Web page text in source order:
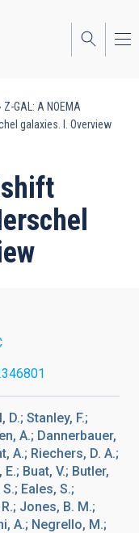
Z-GAL: A NOEMA
galaxies. I. Overview
D.; Stanley, F.;
A.; Dannerbauer,
A.; Riechers, D. A.;
Buat, V.; Butler,
Eales, S.;
Jones, B. M.;
A.; Negrello, M.;